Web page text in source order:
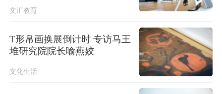
文汇教育
T形帛画换展倒计时 专访马王
堆研究院院长喻燕姣
文化生活